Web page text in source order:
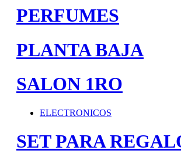
PERFUMES
PLANTA BAJA
SALON 1RO
ELECTRONICOS
SET PARA